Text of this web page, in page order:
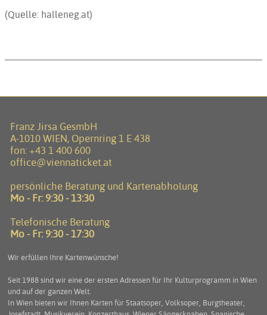
(Quelle: halleneg.at)
Franz Jirsa GesmbH
A-1010 WIEN, Opernring 1 E 438
fon: +43 1 400 600
office@viennaticket.at
persönliche Beratung und Kartenabholung
Mo - Fr: 9:30 - 13:30
Telefonische Beratung
Mo - Fr: 9:30 - 17:30
Wir erfüllen Ihre Kartenwünsche!
Seit 1988 sind wir eine der ersten Adressen für Ihr Kulturprogramm in Wien
und auf der ganzen Welt.
In Wien bieten wir Ihnen Karten für Staatsoper, Volksoper, Burgtheater,